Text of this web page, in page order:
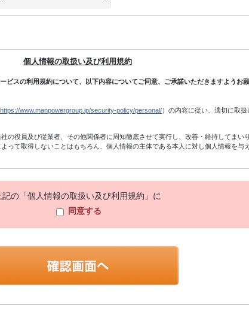
個人情報の取扱い及び利用規約
スの利用規約について、以下内容についてご同意、ご承諾いただきますようお願
https://www.manpowergroup.jp/security-policy/personal/）の内容に従い、適切に取扱
の役員及び従業者、その他関係者に周知徹底させて実行し、改善・維持してまい
って取得しないことはもちろん、個人情報の主体である本人に対し個人情報を与
の遂行、当社のサービスに関する情報・キャンペーン・セミナー・イベントの案
、統計データの作成、及びこれらに準ずる業務の遂行のために利用します。
方針（他当社規程及び関連する法令等を含む）に準拠し、不正アクセス・紛失・
の範囲内において個人情報を委託する場合があります。
記の「個人情報の取扱い及び利用規約」に
同意する